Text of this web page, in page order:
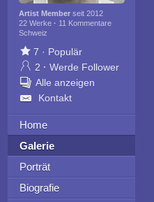
Artist Memberseit 2012
22 Werke · 11 Kommentare
Schweiz
7 · Populär
2 · Werde Follower
Alle anzeigen
Kontakt
Home
Galerie
Porträt
Biografie